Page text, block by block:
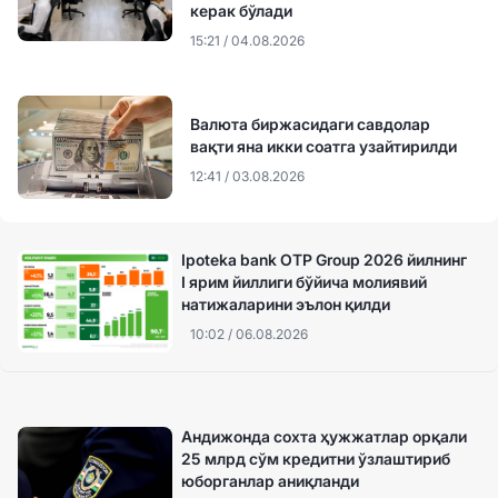
керак бўлади
15:21 / 04.08.2026
Валюта биржасидаги савдолар
вақти яна икки соатга узайтирилди
12:41 / 03.08.2026
10:02 / 06.08.2026
Ipoteka bank OTP Group 2026 йилнинг
I ярим йиллиги бўйича молиявий
натижаларини эълон қилди
Андижонда сохта ҳужжатлар орқали
25 млрд сўм кредитни ўзлаштириб
юборганлар аниқланди